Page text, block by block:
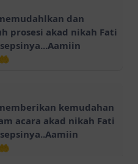
dan
prosesi akad nikah Fati
kemudahan
acara akad nikah Fati